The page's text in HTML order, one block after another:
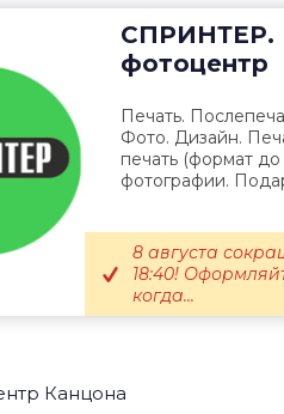
СПРИНТЕР.
фотоцентр
Печать.
Фото. Дизайн.
печать (формат
фотографии.
8 августа
18:40!
когда...
Канцона